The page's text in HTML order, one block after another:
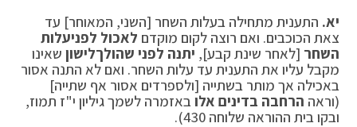
יא. התענית מתחילה בעלות השחר [השני, המאוחר] עד
צאת הכוכבים. ואם רוצה לקום מוקדם לאכול לפניעלות
השחר [לאחר שינת קבע], יתנה לפני שהולךלישון שאינו
מקבל עליו את התענית עד עלות השחר. ואם לא התנה אסור
באכילה אך מותר בשתייה [ולספרדים אסור אף שתייה]
(וראה הרחבה בדינים אלובאזמרה לשמך גיליון י"ז תמוז,
ובקו בית ההוראה שלוחה 430).